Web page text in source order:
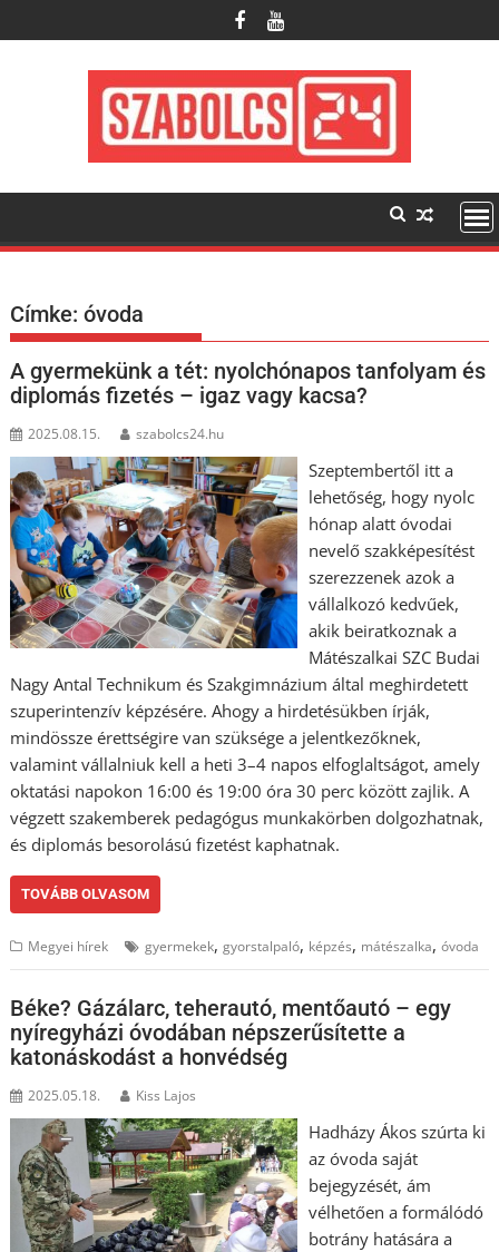
to
Címke:óvoda
A gyermekünk a tét: nyolchónapos tanfolyam és
diplomás fizetés – igaz vagy kacsa?
2025.08.15. szabolcs24.hu
Szeptembertől itt a
lehetőség, hogy nyolc
hónap alatt óvodai
nevelő szakképesítést
szerezzenek azok a
vállalkozó kedvűek,
akik beiratkoznak a
Mátészalkai SZC Budai
Nagy Antal Technikum és Szakgimnázium által meghirdetett
szuperintenzív képzésére. Ahogy a hirdetésükben írják,
mindössze érettségire van szüksége a jelentkezőknek,
valamint vállalniuk kell a heti 3–4 napos elfoglaltságot, amely
oktatási napokon 16:00 és 19:00 óra 30 perc között zajlik. A
végzett szakemberek pedagógus munkakörben dolgozhatnak,
és diplomás besorolású fizetést kaphatnak.
TOVÁBB OLVASOM
Megyei hírek gyermekek,gyorstalpaló, képzés, mátészalka,óvoda
Béke? Gázálarc, teherautó, mentőautó – egy
nyíregyházi óvodában népszerűsítette a
katonáskodást a honvédség
2025.05.18. Kiss Lajos
Hadházy Ákos szúrta ki
az óvoda saját
bejegyzését, ám
vélhetően a formálódó
botrány hatására a